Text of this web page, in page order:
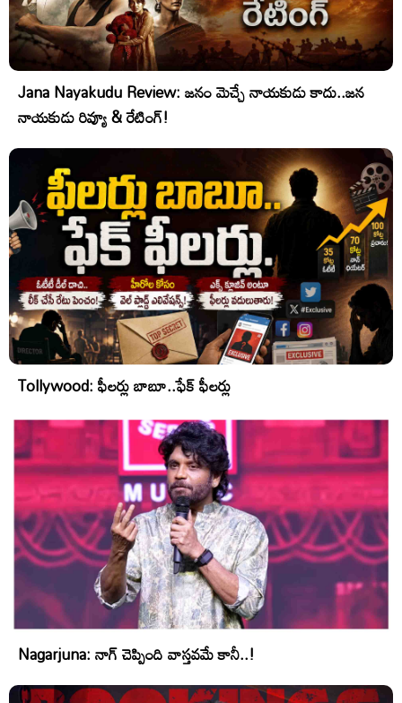
Jana Nayakudu Review: జనం మెచ్చే నాయకుడు కాదు..జన
నాయకుడు రివ్యూ & రేటింగ్!
Tollywood: ఫీలర్లు బాబూ..ఫేక్ ఫీలర్లు
Nagarjuna: నాగ్ చెప్పింది వాస్తవమే కానీ..!